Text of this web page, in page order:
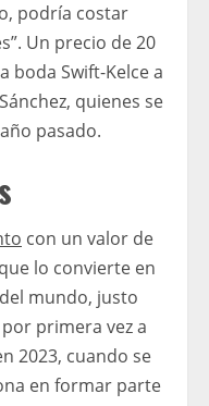
podría costar
Un precio de 20
boda Swift-Kelce a
quienes se
pasado.
con un valor de
lo convierte en
mundo, justo
primera vez a
2023, cuando se
en formar parte